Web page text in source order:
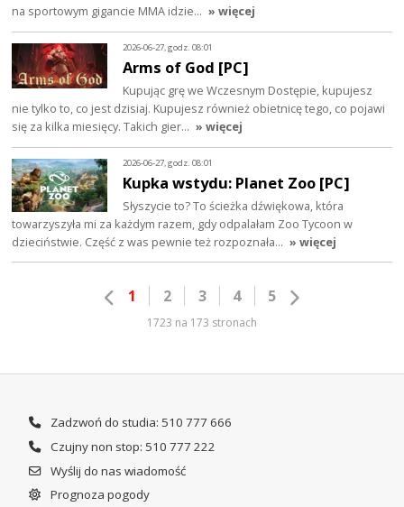
na sportowym gigancie MMA idzie… » więcej
2026-06-27, godz. 08:01
Arms of God [PC]
Kupując grę we Wczesnym Dostępie, kupujesz
nie tylko to, co jest dzisiaj. Kupujesz również obietnicę tego, co pojawi
się za kilka miesięcy. Takich gier… » więcej
2026-06-27, godz. 08:01
Kupka wstydu: Planet Zoo [PC]
Słyszycie to? To ścieżka dźwiękowa, która
towarzyszyła mi za każdym razem, gdy odpalałam Zoo Tycoon w
dzieciństwie. Część z was pewnie też rozpoznała… » więcej
1 2 3 4 5
1723 na 173 stronach
Zadzwoń do studia: 510 777 666
Czujny non stop: 510 777 222
Wyślij do nas wiadomość
Prognoza pogody